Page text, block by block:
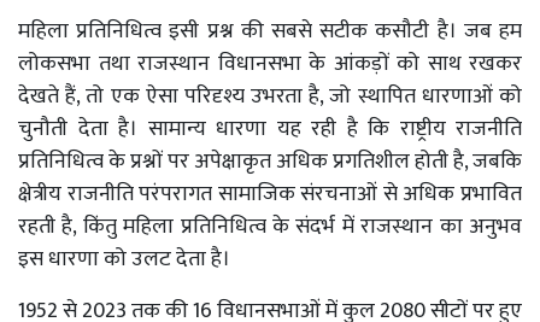
महिला प्रतिनिधित्व इसी प्रश्न की सबसे सटीक कसौटी है। जब हम
लोकसभा तथा राजस्थान विधानसभा के आंकड़ों को साथ रखकर
देखते हैं, तो एक ऐसा परिदृश्य उभरता है, जो स्थापित धारणाओं को
चुनौती देता है। सामान्य धारणा यह रही है कि राष्ट्रीय राजनीति
प्रतिनिधित्व के प्रश्नों पर अपेक्षाकृत अधिक प्रगतिशील होती है, जबकि
क्षेत्रीय राजनीति परंपरागत सामाजिक संरचनाओं से अधिक प्रभावित
रहती है, किंतु महिला प्रतिनिधित्व के संदर्भ में राजस्थान का अनुभव
इस धारणा को उलट देता है।
1952 से 2023 तक की 16 विधानसभाओं में कुल 2080 सीटों पर हुए